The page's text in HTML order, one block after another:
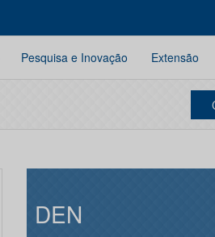
Pesquisa e Inovação Extensão
DEN